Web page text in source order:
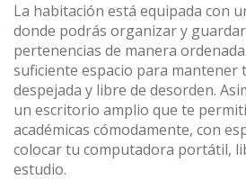
La habitación está equipada con
donde podrás organizar y
pertenencias de manera
suficiente espacio para mantener
despejada y libre de desorden.
un escritorio amplio que te
académicas cómodamente, con
colocar tu computadora portátil,
estudio.